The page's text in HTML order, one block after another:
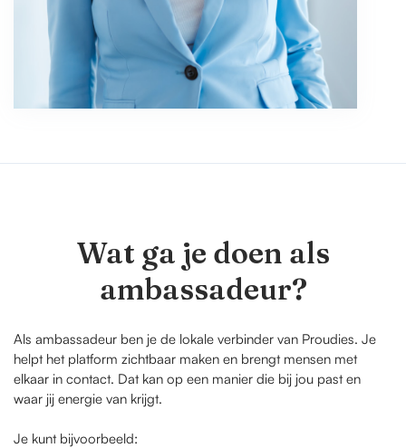
Wat ga je doen als
ambassadeur?
Als ambassadeur ben je de lokale verbinder van Proudies. Je
helpt het platform zichtbaar maken en brengt mensen met
elkaar in contact. Dat kan op een manier die bij jou past en
waar jij energie van krijgt.
Je kunt bijvoorbeeld: